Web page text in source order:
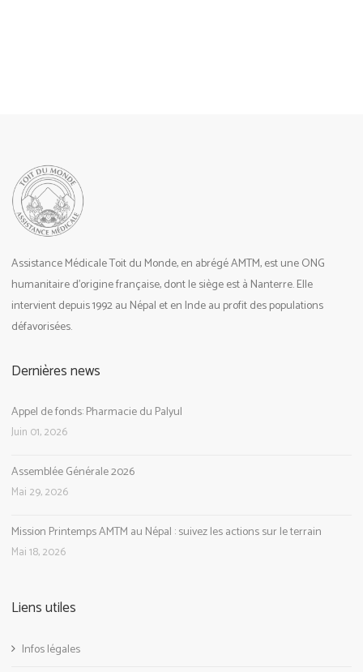
Assistance Médicale Toit du Monde, en abrégé AMTM, est une ONG
humanitaire d’origine française, dont le siège est à Nanterre. Elle
intervient depuis 1992 au Népal et en Inde au profit des populations
défavorisées.
Dernières news
Appel de fonds: Pharmacie du Palyul
Juin 01, 2026
Assemblée Générale 2026
Mai 29, 2026
Mission Printemps AMTM au Népal : suivez les actions sur le terrain
Mai 18, 2026
Liens utiles
Infos légales